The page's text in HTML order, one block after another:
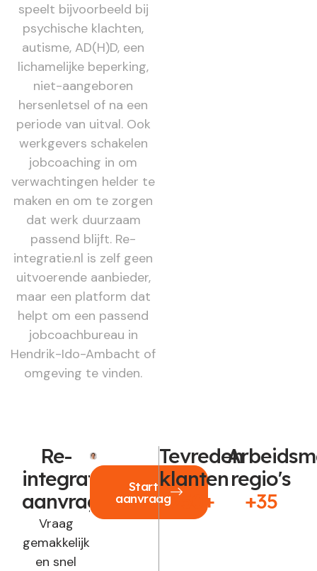
speelt bijvoorbeeld bij
psychische klachten,
autisme, AD(H)D, een
lichamelijke beperking,
niet-aangeboren
hersenletsel of na een
periode van uitval. Ook
werkgevers schakelen
jobcoaching in om
verwachtingen helder te
maken en om te zorgen
dat werk duurzaam
passend blijft. Re-
integratie.nl is zelf geen
uitvoerende aanbieder,
maar een platform dat
helpt om een passend
jobcoachbureau in
Hendrik-Ido-Ambacht of
omgeving te vinden.
Re-
integratie
aanvragen?
Vraag
gemakkelijk
en snel
Start
aanvraag
Tevreden
klanten
250+
regio's
+35